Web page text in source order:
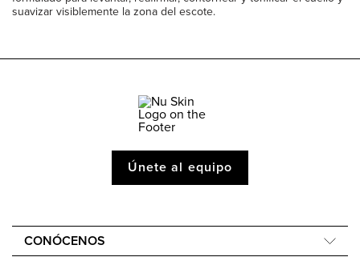
suavizar visiblemente la zona del escote.
Únete al equipo
CONÓCENOS